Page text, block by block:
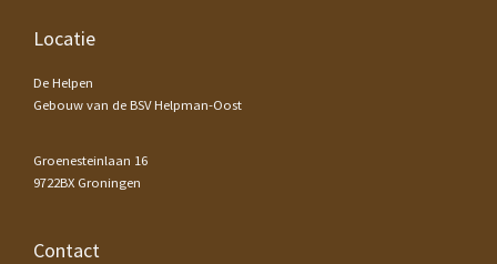
Footer
Locatie
De Helpen
Gebouw van de BSV Helpman-Oost
Groenesteinlaan 16
9722BX Groningen
Contact